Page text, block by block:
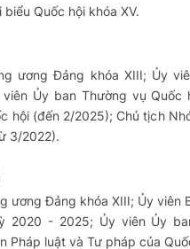
Quốc hội khóa XV.
ương Đảng khóa XIII; Ủy
Ủy ban Thường vụ Quốc
hội (đến 2/2025); Chủ tịch
3/2022).
ương Đảng khóa XIII; Ủy viên
2020 - 2025; Ủy viên Ủy
Pháp luật và Tư pháp của